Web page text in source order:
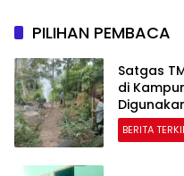
PILIHAN PEMBACA
Satgas
di
BERITA